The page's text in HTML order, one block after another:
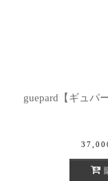
guepard【ギュパ